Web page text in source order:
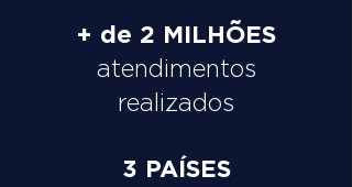
+ de 2 MILHÕES
atendimentos
realizados
3 PAÍSES